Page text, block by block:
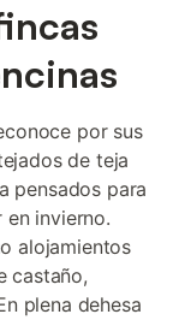
por sus
de teja
pensados para
invierno.
alojamientos
castaño,
plena dehesa